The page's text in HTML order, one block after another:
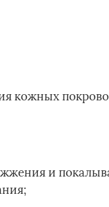
кожных
и